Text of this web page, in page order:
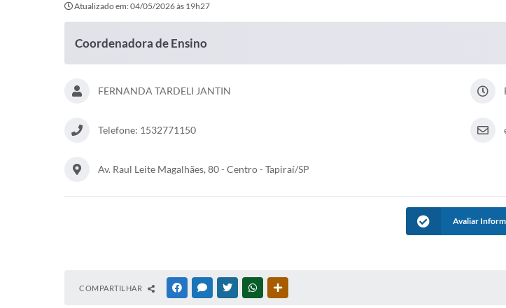
Atualizado em: 04/05/2026 às 19h27
Coordenadora de Ensino
FERNANDA TARDELI JANTIN
Telefone: 1532771150
Av. Raul Leite Magalhães, 80 - Centro - Tapiraí/SP
Avaliar
COMPARTILHAR FACEBOOKMESSENGER
TWITTERWHATSAPP